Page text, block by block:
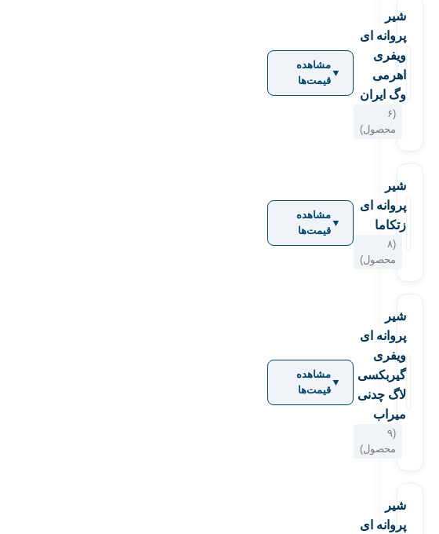
شیر
پروانه ای
ویفری
اهرمی
وگ ایران
(۶
محصول)
▼
مشاهده
قیمت‌ها
شیر
پروانه ای
زتکاما
(۸
محصول)
▼
مشاهده
قیمت‌ها
شیر
پروانه ای
ویفری
گیربكسی
لاگ چدنی
میراب
(۹
محصول)
▼
مشاهده
قیمت‌ها
شیر
پروانه ای